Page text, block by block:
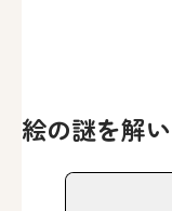
絵の謎を解